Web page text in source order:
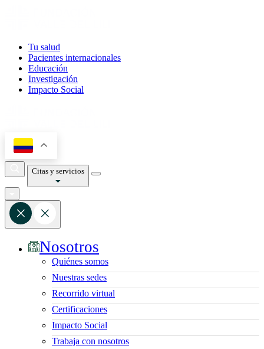
Tu salud
Pacientes internacionales
Educación
Investigación
Impacto Social
Citas y servicios
Nosotros
Quiénes somos
Nuestras sedes
Recorrido virtual
Certificaciones
Impacto Social
Trabaja con nosotros